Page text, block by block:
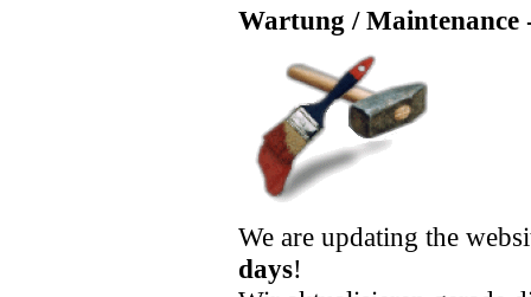
Wartung / Maintenance
We are updating the
days!